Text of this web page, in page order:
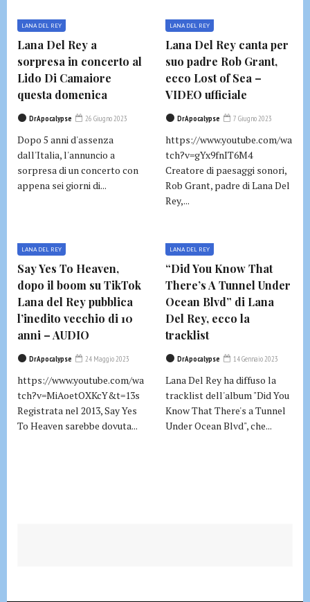
LANA DEL REY
Lana Del Rey a
sorpresa in concerto al
Lido Di Camaiore
questa domenica
DrApocalypse 26 Giugno 2023
Dopo 5 anni d'assenza
dall'Italia, l'annuncio a
sorpresa di un concerto con
appena sei giorni di...
LANA DEL REY
Lana Del Rey canta per
suo padre Rob Grant,
ecco Lost of Sea –
VIDEO ufficiale
DrApocalypse 7 Giugno 2023
https://www.youtube.com/wa
tch?v=gYx9fnIT6M4
Creatore di paesaggi sonori,
Rob Grant, padre di Lana Del
Rey,...
LANA DEL REY
Say Yes To Heaven,
dopo il boom su TikTok
Lana del Rey pubblica
l’inedito vecchio di 10
anni – AUDIO
DrApocalypse 24 Maggio 2023
https://www.youtube.com/wa
tch?v=MiAoetOXKcY&t=13s
Registrata nel 2013, Say Yes
To Heaven sarebbe dovuta...
LANA DEL REY
“Did You Know That
There’s A Tunnel Under
Ocean Blvd” di Lana
Del Rey, ecco la
tracklist
DrApocalypse 14 Gennaio 2023
Lana Del Rey ha diffuso la
tracklist dell'album "Did You
Know That There's a Tunnel
Under Ocean Blvd", che...